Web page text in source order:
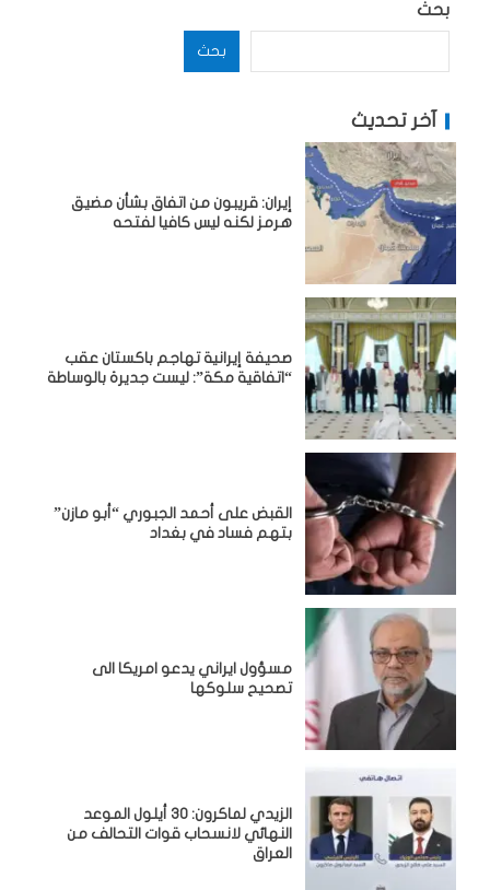
بحث
بحث
آخر تحديث
إيران: قريبون من اتفاق بشأن مضيق
هرمز لكنه ليس كافيا لفتحه
صحيفة إيرانية تهاجم باكستان عقب
“اتفاقية مكة”: ليست جديرة بالوساطة
القبض على أحمد الجبوري “أبو مازن”
بتهم فساد في بغداد
مسؤول ايراني يدعو امريكا الى
تصحيح سلوكها
الزيدي لماكرون: 30 أيلول الموعد
النهائي لانسحاب قوات التحالف من
العراق